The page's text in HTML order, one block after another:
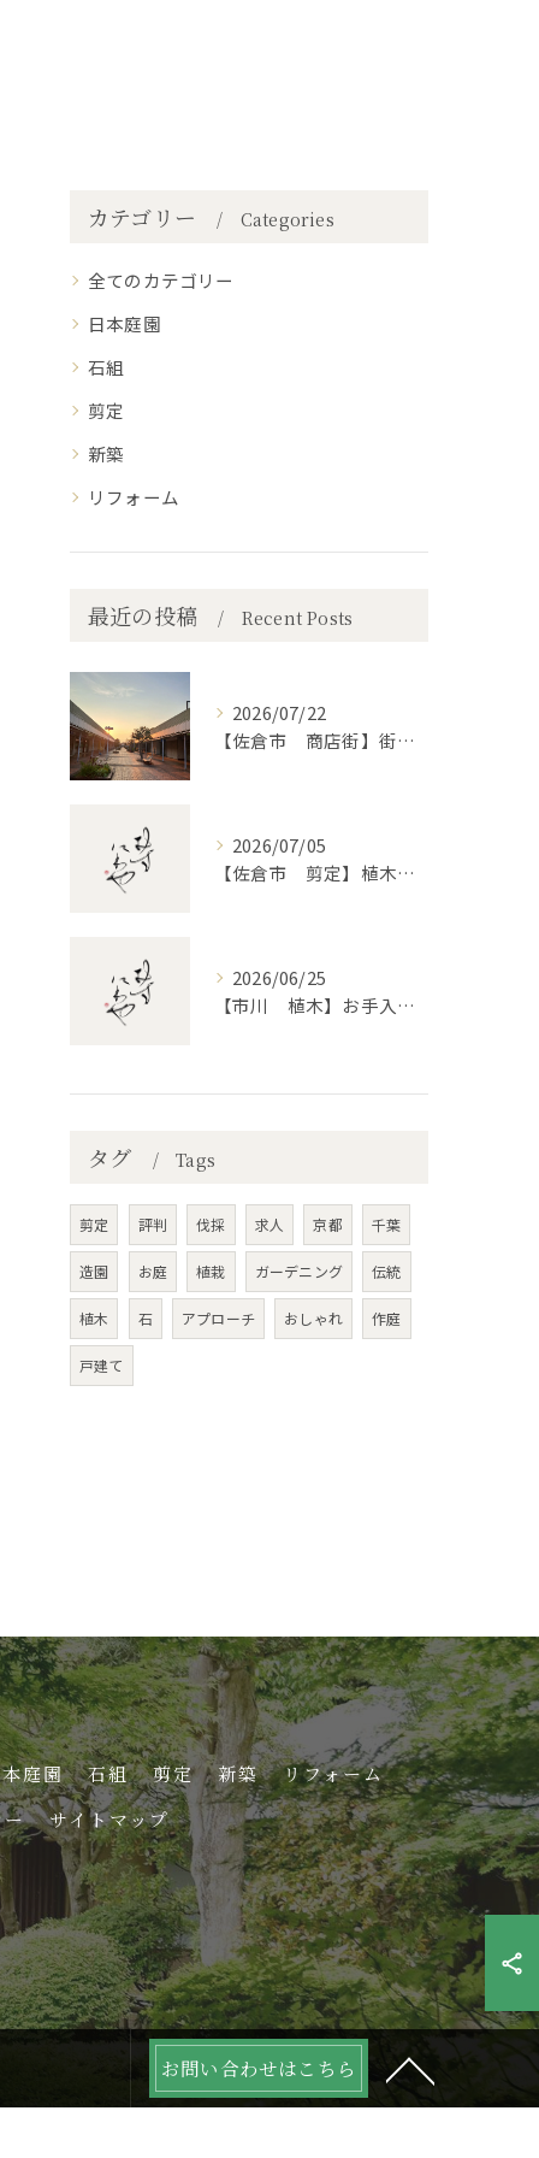
カテゴリー Categories
全てのカテゴリー
日本庭園
石組
剪定
新築
リフォーム
最近の投稿 Recent Posts
2026/07/22
【佐倉市 商店街】街路植木剪定
2026/07/05
【佐倉市 剪定】植木・庭木の剪定、プロに頼むとどう違うのか。
2026/06/25
【市川 植木】お手入れ【和モダンというお庭を考える】
タグ Tags
剪定 評判 伐採 求人 京都 千葉
造園 お庭 植栽 ガーデニング 伝統
植木 石 アプローチ おしゃれ 作庭
戸建て
お問い合わせはこちら
庭園 石組 剪定 新築
リフォーム
ー サイトマップ